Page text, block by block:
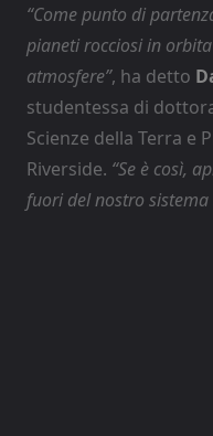
“Come punto di
pianeti rocciosi in
atmosfere”, ha detto
studentessa di
Scienze della Terra e
Riverside. “Se è così,
fuori del nostro sistema